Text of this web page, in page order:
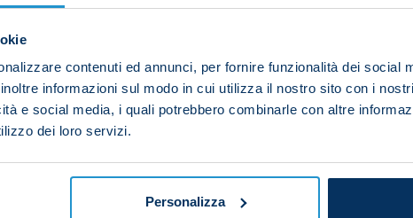
contenuti ed annunci, per fornire funzionalità dei social
informazioni sul modo in cui utilizza il nostro sito con i
e social media, i quali potrebbero combinarle con altre
dei loro servizi.
Personalizza